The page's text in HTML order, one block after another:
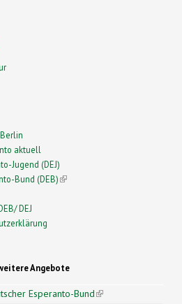
aktuell
Jugend (DEJ)
Bund (DEB)(link is external)
DEJ
Angebote
Esperanto-Bund(link is